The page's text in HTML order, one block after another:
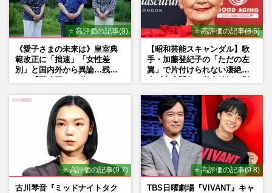
⭐ 高評価の記事(9)
《愛子さまの未来は》皇室典
範改正に「拙速」「女性差
別」と国内外から異論…残さ
⭐ 高評価の記事(8.5)
【昭和芸能スキャンダル】歌
手・加藤登紀子の「ただの左
翼」で片付けられない凄絶半
⭐ 高評価の記事(9.7)
古川琴音『ミッドナイトタク
⭐ 高評価の記事(9.8)
TBS日曜劇場『VIVANT』キャ